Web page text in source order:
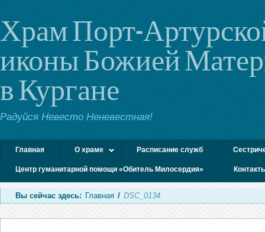
Храм Порт-
иконы Божией
в Кургане
Радуйся Невесто Неневестная!
Главная О храме Расписание служб
Центр гуманитарной помощи «Обитель Милосердия»
Вы сейчас здесь: Главная / DSC_0134